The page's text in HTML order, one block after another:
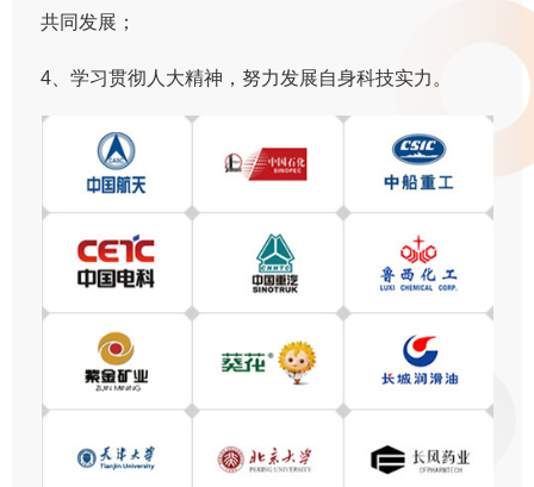
共同发展；
4、学习贯彻人大精神，努力发展自身科技实力。